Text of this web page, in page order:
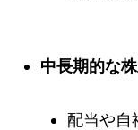
中長期的な
配当や自